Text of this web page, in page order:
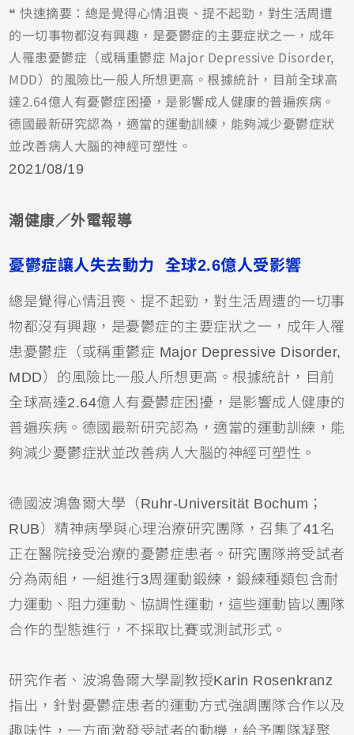
❝ 快速摘要：總是覺得心情沮喪、提不起勁，對生活周遭
的一切事物都沒有興趣，是憂鬱症的主要症狀之一，成年
人罹患憂鬱症（或稱重鬱症 Major Depressive Disorder,
MDD）的風險比一般人所想更高。根據統計，目前全球高
達2.64億人有憂鬱症困擾，是影響成人健康的普遍疾病。
德國最新研究認為，適當的運動訓練，能夠減少憂鬱症狀
並改善病人大腦的神經可塑性。
2021/08/19
潮健康／外電報導
憂鬱症讓人失去動力 全球2.6億人受影響
總是覺得心情沮喪、提不起勁，對生活周遭的一切事
物都沒有興趣，是憂鬱症的主要症狀之一，成年人罹
患憂鬱症（或稱重鬱症 Major Depressive Disorder,
MDD）的風險比一般人所想更高。根據統計，目前
全球高達2.64億人有憂鬱症困擾，是影響成人健康的
普遍疾病。德國最新研究認為，適當的運動訓練，能
夠減少憂鬱症狀並改善病人大腦的神經可塑性。
德國波鴻魯爾大學（Ruhr-Universität Bochum；
RUB）精神病學與心理治療研究團隊，召集了41名
正在醫院接受治療的憂鬱症患者。研究團隊將受試者
分為兩組，一組進行3周運動鍛練，鍛練種類包含耐
力運動、阻力運動、協調性運動，這些運動皆以團隊
合作的型態進行，不採取比賽或測試形式。
研究作者、波鴻魯爾大學副教授Karin Rosenkranz
指出，針對憂鬱症患者的運動方式強調團隊合作以及
趣味性，一方面激發受試者的動機，給予團隊凝聚